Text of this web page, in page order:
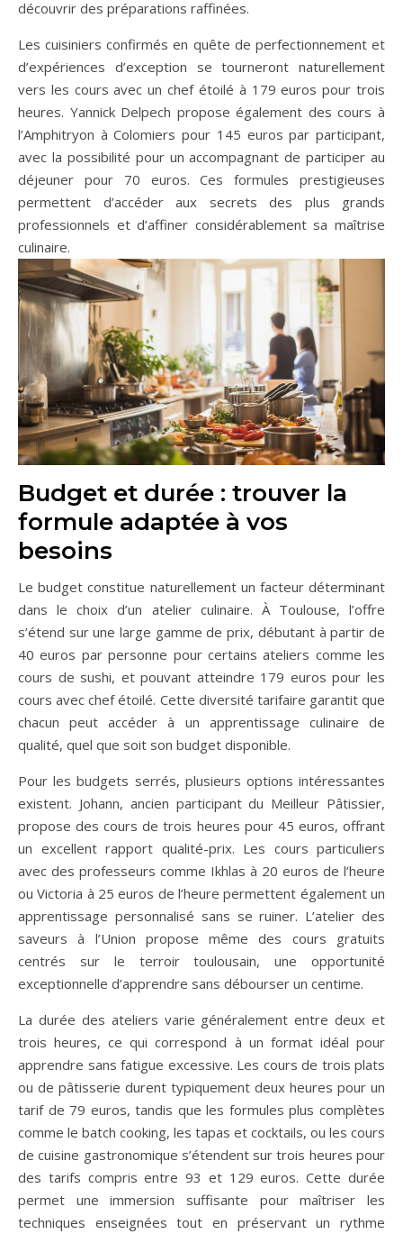
découvrir des préparations raffinées.
Les cuisiniers confirmés en quête de perfectionnement et
d’expériences d’exception se tourneront naturellement
vers les cours avec un chef étoilé à 179 euros pour trois
heures. Yannick Delpech propose également des cours à
l’Amphitryon à Colomiers pour 145 euros par participant,
avec la possibilité pour un accompagnant de participer au
déjeuner pour 70 euros. Ces formules prestigieuses
permettent d’accéder aux secrets des plus grands
professionnels et d’affiner considérablement sa maîtrise
culinaire.
Budget et durée : trouver la
formule adaptée à vos
besoins
Le budget constitue naturellement un facteur déterminant
dans le choix d’un atelier culinaire. À Toulouse, l’offre
s’étend sur une large gamme de prix, débutant à partir de
40 euros par personne pour certains ateliers comme les
cours de sushi, et pouvant atteindre 179 euros pour les
cours avec chef étoilé. Cette diversité tarifaire garantit que
chacun peut accéder à un apprentissage culinaire de
qualité, quel que soit son budget disponible.
Pour les budgets serrés, plusieurs options intéressantes
existent. Johann, ancien participant du Meilleur Pâtissier,
propose des cours de trois heures pour 45 euros, offrant
un excellent rapport qualité-prix. Les cours particuliers
avec des professeurs comme Ikhlas à 20 euros de l’heure
ou Victoria à 25 euros de l’heure permettent également un
apprentissage personnalisé sans se ruiner. L’atelier des
saveurs à l’Union propose même des cours gratuits
centrés sur le terroir toulousain, une opportunité
exceptionnelle d’apprendre sans débourser un centime.
La durée des ateliers varie généralement entre deux et
trois heures, ce qui correspond à un format idéal pour
apprendre sans fatigue excessive. Les cours de trois plats
ou de pâtisserie durent typiquement deux heures pour un
tarif de 79 euros, tandis que les formules plus complètes
comme le batch cooking, les tapas et cocktails, ou les cours
de cuisine gastronomique s’étendent sur trois heures pour
des tarifs compris entre 93 et 129 euros. Cette durée
permet une immersion suffisante pour maîtriser les
techniques enseignées tout en préservant un rythme